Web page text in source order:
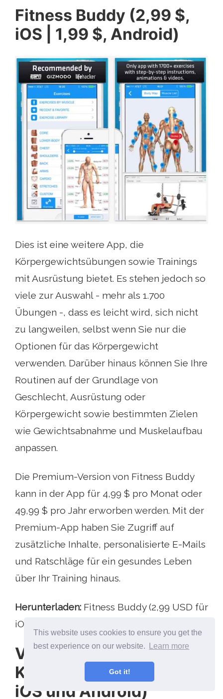
This website uses cookies to ensure you get the
best experience on our website.
Learn more
Got it!
Fitness Buddy (2,99 $,
iOS | 1,99 $, Android)
Dies ist eine weitere App, die
Körpergewichtsübungen sowie Trainings
mit Ausrüstung bietet. Es stehen jedoch so
viele zur Auswahl - mehr als 1.700
Übungen -, dass es leicht wird, sich nicht
zu langweilen, selbst wenn Sie nur die
Optionen für das Körpergewicht
verwenden. Darüber hinaus können Sie Ihre
Routinen auf der Grundlage von
Geschlecht, Ausrüstung oder
Körpergewicht sowie bestimmten Zielen
wie Gewichtsabnahme und Muskelaufbau
anpassen.
Die Premium-Version von Fitness Buddy
kann in der App für 4,99 $ pro Monat oder
49,99 $ pro Jahr erworben werden. Mit der
Premium-App haben Sie Zugriff auf
zusätzliche Inhalte, personalisierte E-Mails
und Ratschläge für ein gesundes Leben
über Ihr Training hinaus.
Herunterladen: Fitness Buddy (2,99 USD für
iOS | 1,99 USD für Android)
Virtueller Trainer
Körpergewicht (Free,
iOS und Android)